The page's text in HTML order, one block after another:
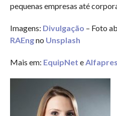
pequenas empresas até
Imagens: Divulgação – Foto
RAEngno Unsplash
Mais em: EquipNet e